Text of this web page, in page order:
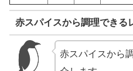
赤スパイスから調理できる
赤スパイスから